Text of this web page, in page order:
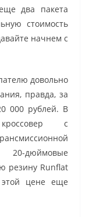
два пакета
стоимость
начнем с
довольно
правда, за
000 рублей. В
с
дюймовые
резину Runflat
этой цене еще